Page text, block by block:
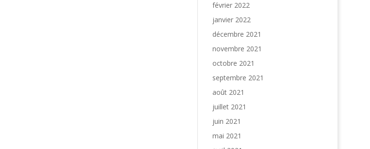
février 2022
janvier 2022
décembre 2021
novembre 2021
octobre 2021
septembre 2021
août 2021
juillet 2021
juin 2021
mai 2021